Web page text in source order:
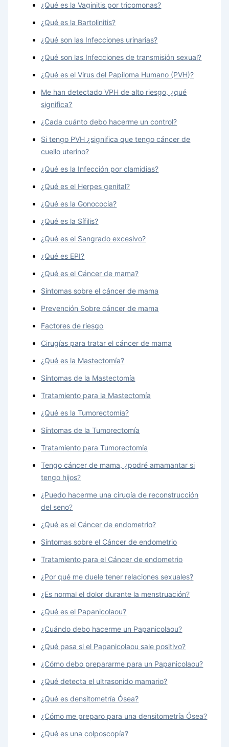
¿Qué es la Vaginitis por tricomonas?
¿Qué es la Bartolinitis?
¿Qué son las Infecciones urinarias?
¿Qué son las Infecciones de transmisión sexual?
¿Qué es el Virus del Papiloma Humano (PVH)?
Me han detectado VPH de alto riesgo, ¿qué
significa?
¿Cada cuánto debo hacerme un control?
Si tengo PVH ¿significa que tengo cáncer de
cuello uterino?
¿Qué es la Infección por clamidias?
¿Qué es el Herpes genital?
¿Qué es la Gonococia?
¿Qué es la Sífilis?
¿Qué es el Sangrado excesivo?
¿Qué es EPI?
¿Qué es el Cáncer de mama?
Síntomas sobre el cáncer de mama
Prevención Sobre cáncer de mama
Factores de riesgo
Cirugías para tratar el cáncer de mama
¿Qué es la Mastectomía?
Síntomas de la Mastectomía
Tratamiento para la Mastectomía
¿Qué es la Tumorectomía?
Síntomas de la Tumorectomía
Tratamiento para Tumorectomía
Tengo cáncer de mama, ¿podré amamantar si
tengo hijos?
¿Puedo hacerme una cirugía de reconstrucción
del seno?
¿Qué es el Cáncer de endometrio?
Síntomas sobre el Cáncer de endometrio
Tratamiento para el Cáncer de endometrio
¿Por qué me duele tener relaciones sexuales?
¿Es normal el dolor durante la menstruación?
¿Qué es el Papanicolaou?
¿Cuándo debo hacerme un Papanicolaou?
¿Qué pasa si el Papanicolaou sale positivo?
¿Cómo debo prepararme para un Papanicolaou?
¿Qué detecta el ultrasonido mamario?
¿Qué es densitometría Ósea?
¿Cómo me preparo para una densitometría Ósea?
¿Qué es una colposcopía?